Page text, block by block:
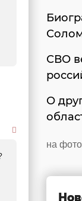
СВО
О
на